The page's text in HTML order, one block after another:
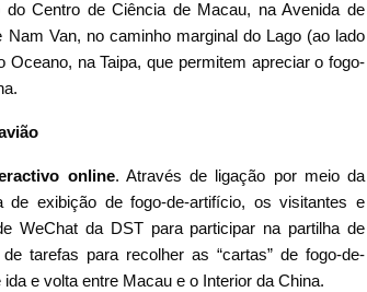
Centro de Ciência de Macau, na Avenida de
Van, no caminho marginal do Lago (ao lado
na Taipa, que permitem apreciar o fogo-
online. Através de ligação por meio da
exibição de fogo-de-artifício, os visitantes e
WeChat da DST para participar na partilha de
tarefas para recolher as “cartas” de fogo-de-
e volta entre Macau e o Interior da China.